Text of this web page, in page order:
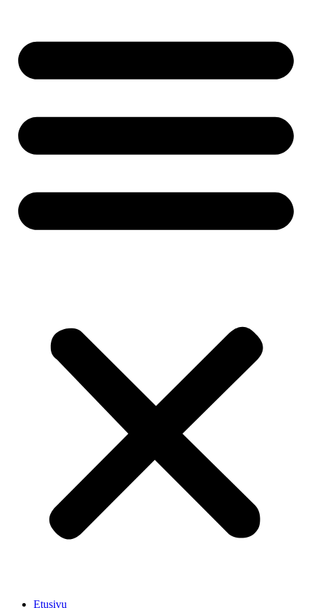
Etusivu